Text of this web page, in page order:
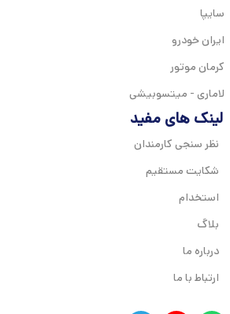
سایپا
ایران خودرو
کرمان موتور
لاماری - میتسوبیشی
لینک های مفید
نظر سنجی کارمندان
شکایت مستقیم
استخدام
بلاگ
درباره ما
ارتباط با ما